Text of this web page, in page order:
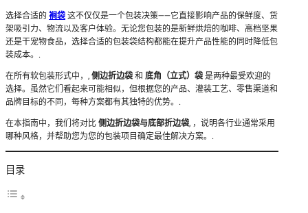
选择合适的 裥袋这不仅仅是一个包装决策——它直接影响产品的保鲜度、货
架吸引力、物流以及客户体验。无论您包装的是新鲜烘焙的咖啡、高档坚果
还是干宠物食品，选择合适的包装袋结构都能在提升产品性能的同时降低包
装成本。.
在所有软包装形式中，,侧边折边袋和 底角（立式）袋是两种最受欢迎的
选择。虽然它们看起来可能相似，但根据您的产品、灌装工艺、零售渠道和
品牌目标的不同，每种方案都有其独特的优势。.
在本指南中，我们将对比侧边折边袋与底部折边袋, ，说明各行业通常采用
哪种风格，并帮助您为您的包装项目确定最佳解决方案。.
目录